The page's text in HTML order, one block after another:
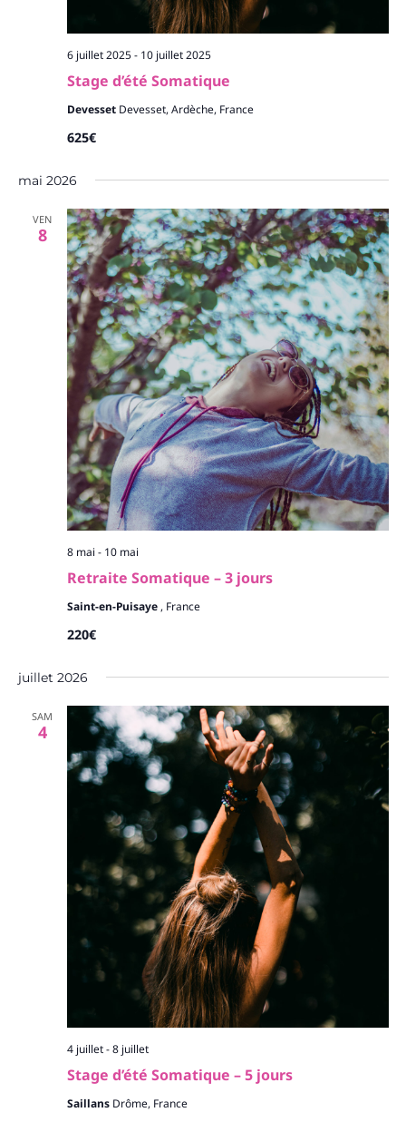
Stage d’été Somatique
6 juillet 2025- 10 juillet 2025
Devesset Devesset, Ardèche, France
625€
mai 2026
VEN
8
Retraite Somatique – 3 jours
8 mai - 10 mai
Saint-en-Puisaye , France
220€
juillet 2026
SAM
4
Stage d’été Somatique – 5 jours
4 juillet-8 juillet
Saillans Drôme, France